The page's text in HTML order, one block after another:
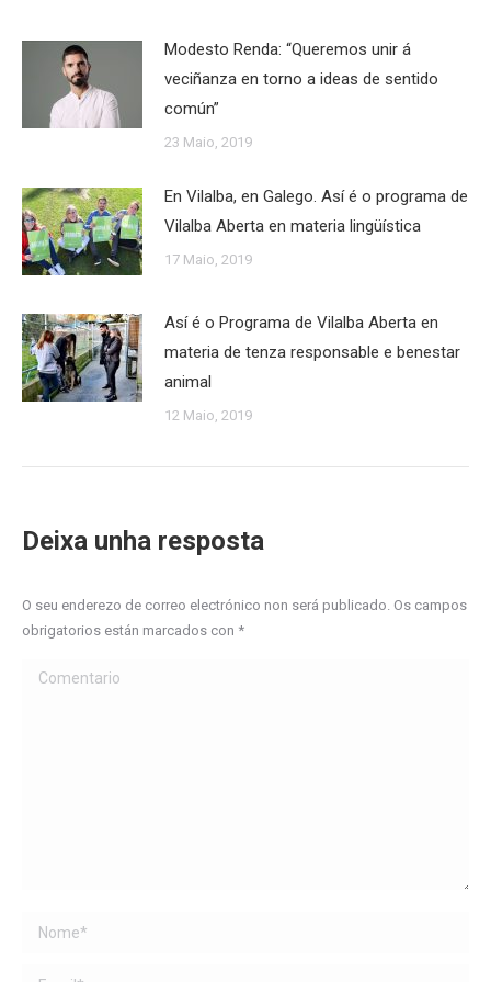
Modesto Renda: “Queremos unir á
veciñanza en torno a ideas de sentido
común”
23 Maio, 2019
En Vilalba, en Galego. Así é o programa de
Vilalba Aberta en materia lingüística
17 Maio, 2019
Así é o Programa de Vilalba Aberta en
materia de tenza responsable e benestar
animal
12 Maio, 2019
Deixa unha resposta
O seu enderezo de correo electrónico non será publicado. Os campos
obrigatorios están marcados con *
Comentario
Name *